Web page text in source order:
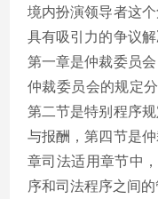
境内扮演领导者这
具有吸引力的争议
第一章是仲裁委员
仲裁委员会的规定
第二节是特别程序
与报酬，第四节是
章司法适用章节中
序和司法程序之间的